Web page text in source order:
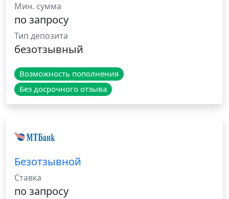
Мин. сумма
по запросу
Тип депозита
безотзывный
Возможность пополнения
Без досрочного отзыва
Безотзывной
Ставка
по запросу